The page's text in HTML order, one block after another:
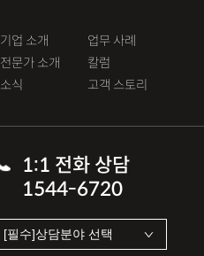
기업 소개
전문가 소개
소식
업무 사례
칼럼
고객 스토리
1:1 전화 상담
1544-6720